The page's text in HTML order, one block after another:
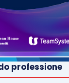
professione